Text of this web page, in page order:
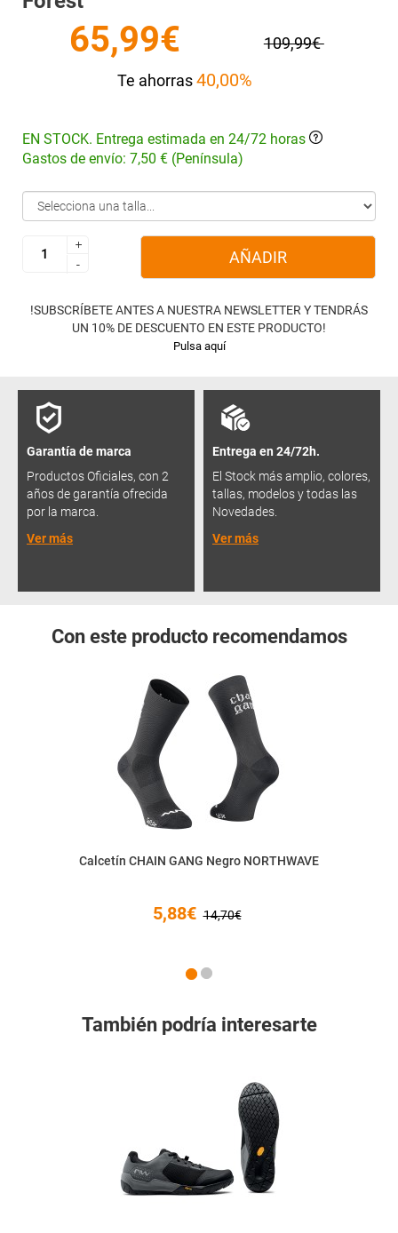
65,99€
109,99€
Te ahorras40,00%
EN STOCK. Entrega estimada en 24/72 horas
Gastos de envío: 7,50 € (Península)
+
-
+
-
AÑADIR
!SUBSCRÍBETE ANTES A NUESTRA NEWSLETTER Y TENDRÁS
UN 10% DE DESCUENTO EN ESTE PRODUCTO!
Pulsa aquí
Garantía de marca
Productos Oficiales, con 2
años de garantía ofrecida
por la marca.
Ver más
Entrega en 24/72h.
El Stock más amplio, colores,
tallas, modelos y todas las
Novedades.
Ver más
Con este producto recomendamos
Calcetín CHAIN GANG Negro NORTHWAVE
5,88€ 14,70€
También podría interesarte